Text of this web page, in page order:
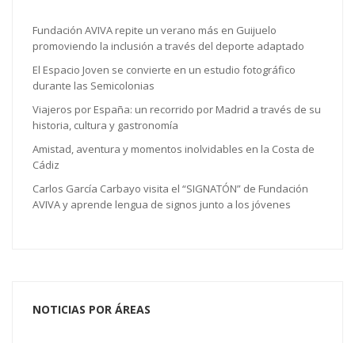
Fundación AVIVA repite un verano más en Guijuelo
promoviendo la inclusión a través del deporte adaptado
El Espacio Joven se convierte en un estudio fotográfico
durante las Semicolonias
Viajeros por España: un recorrido por Madrid a través de su
historia, cultura y gastronomía
Amistad, aventura y momentos inolvidables en la Costa de
Cádiz
Carlos García Carbayo visita el “SIGNATÓN” de Fundación
AVIVA y aprende lengua de signos junto a los jóvenes
NOTICIAS POR ÁREAS